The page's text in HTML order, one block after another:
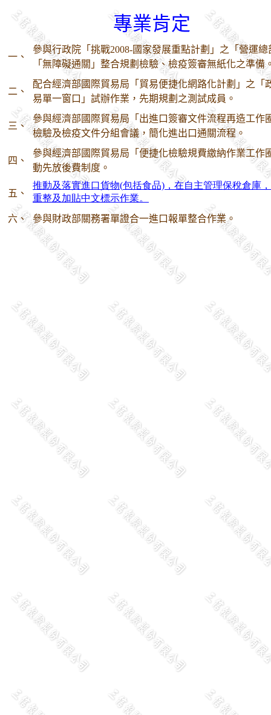
專業肯定
一、
參與行政院「挑戰2008-國家發展重點計劃」之「營運總
「無障礙通關」整合規劃檢驗、檢疫簽審無紙化之準備
二、
配合經濟部國際貿易局「貿易便捷化網路化計劃」之「
易單一窗口」試辦作業，先期規劃之測試成員。
三、
參與經濟部國際貿易局「出進口簽審文件流程再造工作
檢驗及檢疫文件分組會議，簡化進出口通關流程。
四、
參與經濟部國際貿易局「便捷化檢驗規費繳納作業工作
動先放後費制度。
五、
推動及落實進口貨物(包括食品) ，在自主管理保稅倉庫
重整及加貼中文標示作業。
六、 參與財政部關務署單證合一進口報單整合作業。